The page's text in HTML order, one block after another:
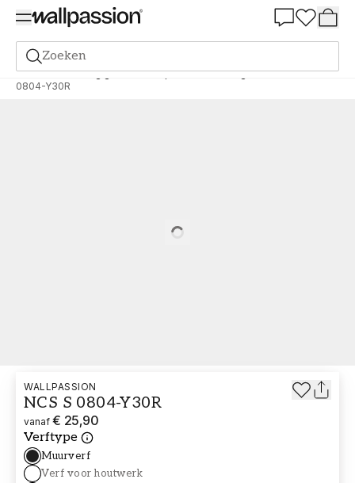
Zoeken
Verf Bestelling gebaseerd op NCS Bestelling door NCS
0804-Y30R
WALLPASSION
NCS S 0804-Y30R
vanaf € 25,90
Verftype
Muurverf
Verf voor houtwerk